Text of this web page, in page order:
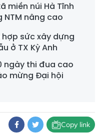
miền núi Hà Tĩnh
nâng cao
sức xây dựng
ở TX Kỳ Anh
ngày thi đua cao
mừng Đại hội
Copy link